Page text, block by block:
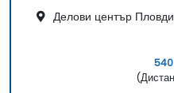
Делови център
540